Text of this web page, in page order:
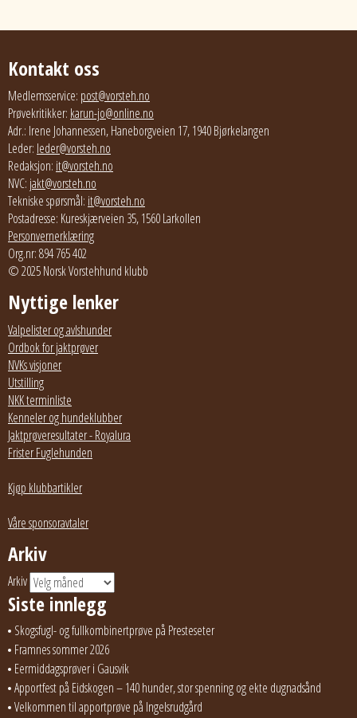
Kontakt oss
Medlemsservice: post@vorsteh.no
Prøvekritikker: karun-jo@online.no
Adr.: Irene Johannessen, Haneborgveien 17, 1940 Bjørkelangen
Leder: leder@vorsteh.no
Redaksjon: it@vorsteh.no
NVC: jakt@vorsteh.no
Tekniske spørsmål: it@vorsteh.no
Postadresse: Kureskjærveien 35, 1560 Larkollen
Personvernerklæring
Org.nr: 894 765 402
© 2025 Norsk Vorstehhund klubb
Nyttige lenker
Valpelister og avlshunder
Ordbok for jaktprøver
NVKs visjoner
Utstilling
NKK terminliste
Kenneler og hundeklubber
Jaktprøveresultater - Royalura
Frister Fuglehunden
Kjøp klubbartikler
Våre sponsoravtaler
Arkiv
Arkiv
Siste innlegg
Skogsfugl- og fullkombinertprøve på Presteseter
Framnes sommer 2026
Eermiddagsprøver i Gausvik
Apportfest på Eidskogen – 140 hunder, stor spenning og ekte dugnadsånd
Velkommen til apportprøve på Ingelsrudgård